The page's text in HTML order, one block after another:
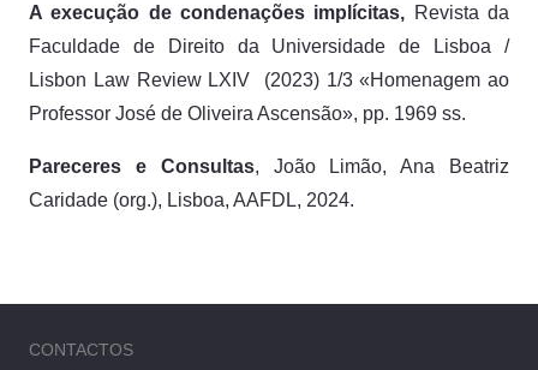
A execução de condenações implícitas, Revista da
Faculdade de Direito da Universidade de Lisboa /
Lisbon Law Review LXIV (2023) 1/3 «Homenagem ao
Professor José de Oliveira Ascensão», pp. 1969 ss.
Pareceres e Consultas, João Limão, Ana Beatriz
Caridade (org.), Lisboa, AAFDL, 2024.
CONTACTOS